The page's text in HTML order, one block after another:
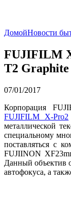
ДомойНовости
FUJIFILM
T2
07/01/2017
Корпорация
FUJIFILM X-Pro2
металлической
специальному
поставляться с
FUJIINON
Данный объектив
автофокуса, а